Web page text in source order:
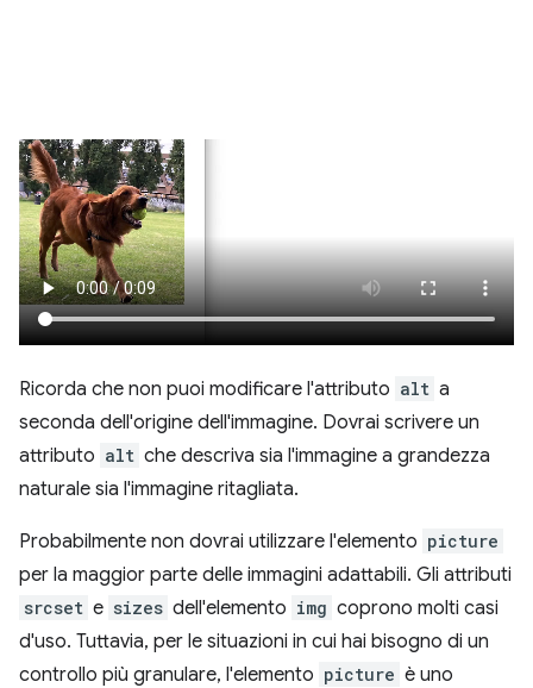
Ricorda che non puoi modificare l'attributo alt a
seconda dell'origine dell'immagine. Dovrai scrivere un
attributo alt che descriva sia l'immagine a grandezza
naturale sia l'immagine ritagliata.
Probabilmente non dovrai utilizzare l'elemento picture
per la maggior parte delle immagini adattabili. Gli attributi
srcset e sizes dell'elemento img coprono molti casi
d'uso. Tuttavia, per le situazioni in cui hai bisogno di un
controllo più granulare, l'elemento picture è uno